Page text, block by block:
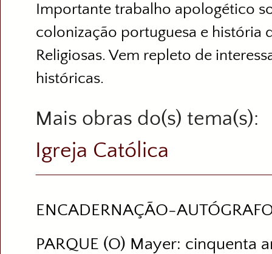
Importante trabalho apologético
colonização portuguesa e história
Religiosas. Vem repleto de
históricas.
Mais obras do(s)
Igreja Católica
ENCADERNAÇÃO-
PARQUE (O) Mayer: cinquenta